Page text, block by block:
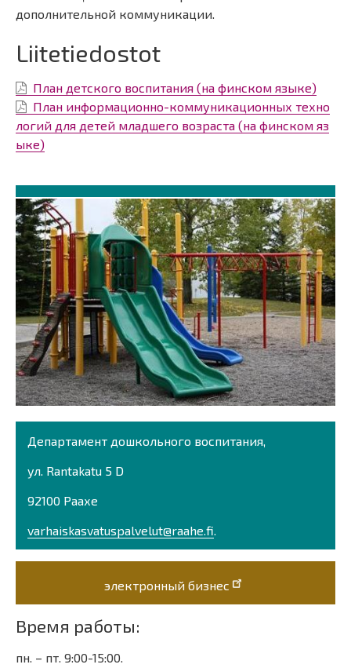
дополнительной коммуникации.
Liitetiedostot
План детского воспитания (на финском языке)
План информационно-коммуникационных техно
логий для детей младшего возраста (на финском яз
ыке)
Департамент дошкольного воспитания,
ул. Rantakatu 5 D
92100 Раахе
varhaiskasvatuspalvelut@raahe.fi
электронный бизнес
Время работы:
пн. – пт. 9:00-15:00.